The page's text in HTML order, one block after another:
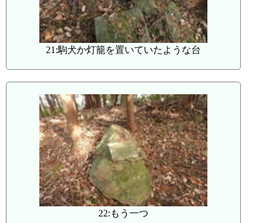
21:駒犬か灯籠を置いていたような台
22:もう一つ